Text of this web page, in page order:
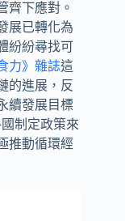
齊下應對。
展已轉化為
紛紛尋找可
力》雜誌這
的進展，反
續發展目標
制定政策來
推動循環經